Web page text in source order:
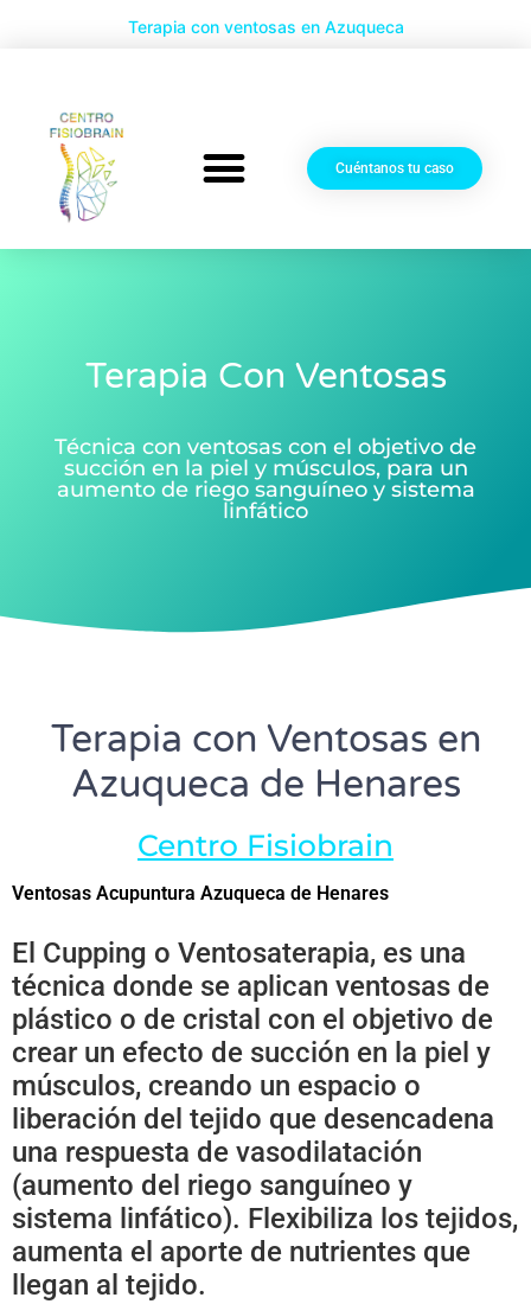
Terapia con ventosas en Azuqueca
Cuéntanos tu caso
Terapia Con Ventosas
Técnica con ventosas con el objetivo de
succión en la piel y músculos, para un
aumento de riego sanguíneo y sistema
linfático
Terapia con Ventosas en
Azuqueca de Henares
Centro Fisiobrain
Ventosas Acupuntura Azuqueca de Henares
El Cupping o Ventosaterapia, es una
técnica donde se aplican ventosas de
plástico o de cristal con el objetivo de
crear un efecto de succión en la piel y
músculos, creando un espacio o
liberación del tejido que desencadena
una respuesta de vasodilatación
(aumento del riego sanguíneo y
sistema linfático). Flexibiliza los tejidos,
aumenta el aporte de nutrientes que
llegan al tejido.